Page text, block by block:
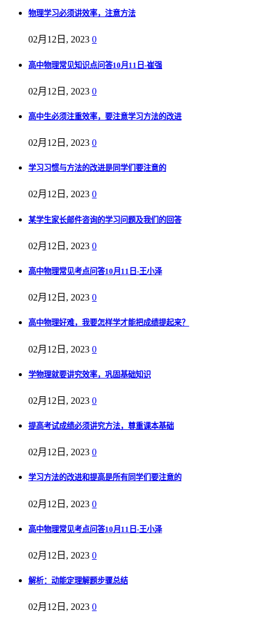
物理学习必须讲效率，注意方法
02月12日, 2023 0
高中物理常见知识点问答10月11日-崔强
02月12日, 2023 0
高中生必须注重效率，要注意学习方法的改进
02月12日, 2023 0
学习习惯与方法的改进是同学们要注意的
02月12日, 2023 0
某学生家长邮件咨询的学习问题及我们的回答
02月12日, 2023 0
高中物理常见考点问答10月11日-王小泽
02月12日, 2023 0
高中物理好难，我要怎样学才能把成绩提起来？
02月12日, 2023 0
学物理就要讲究效率，巩固基础知识
02月12日, 2023 0
提高考试成绩必须讲究方法，尊重课本基础
02月12日, 2023 0
学习方法的改进和提高是所有同学们要注意的
02月12日, 2023 0
高中物理常见考点问答10月11日-王小泽
02月12日, 2023 0
解析：动能定理解题步骤总结
02月12日, 2023 0